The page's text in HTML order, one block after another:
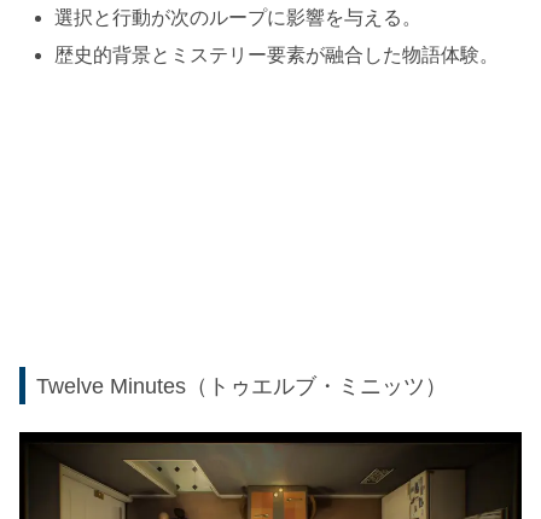
選択と行動が次のループに影響を与える。
歴史的背景とミステリー要素が融合した物語体験。
Twelve Minutes（トゥエルブ・ミニッツ）